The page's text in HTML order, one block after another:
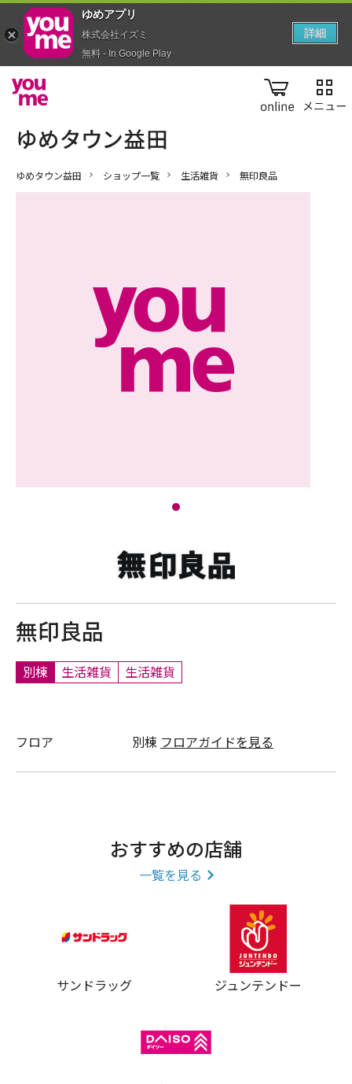
online
ゆめタウン益田 ショップ一覧 生活雑貨 無印良品
無印良品
別棟 生活雑貨 生活雑貨
フロア 別棟 フロアガイドを見る
おすすめの店舗
一覧を見る
サンドラッグ ジュンテンドー
ゆめアプ‪リ‬
株式会社イズミ
無料 - In Google Play
詳細